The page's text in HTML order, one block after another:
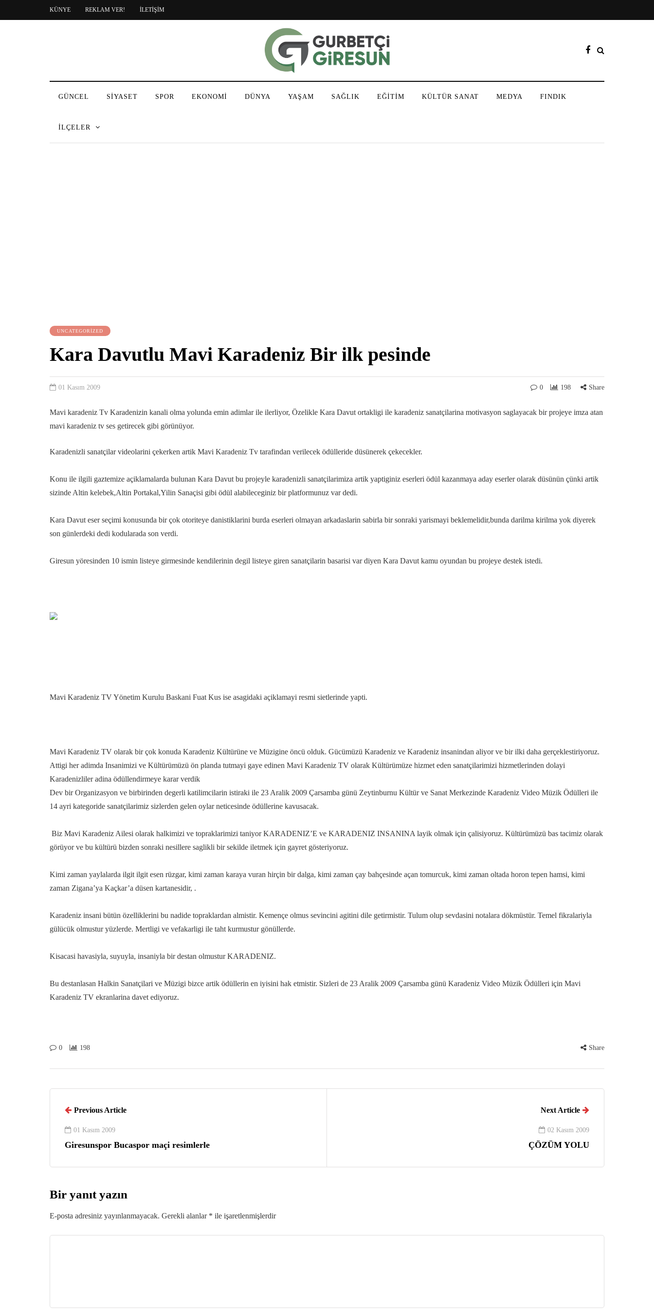
KÜNYE REKLAM VER! İLETİŞİM
GÜNCEL SİYASET SPOR EKONOMİ DÜNYA YAŞAM SAĞLIK EĞİTİM KÜLTÜR SANAT MEDYA FINDIK
İLÇELER
UNCATEGORIZED
Kara Davutlu Mavi Karadeniz Bir ilk pesinde
01 Kasım 2009 0 198 Share
Mavi karadeniz Tv Karadenizin kanali olma yolunda emin adimlar ile ilerliyor, Özelikle Kara Davut ortakligi ile karadeniz sanatçilarina motivasyon saglayacak bir projeye imza atan
mavi karadeniz tv ses getirecek gibi görünüyor.
Karadenizli sanatçilar videolarini çekerken artik Mavi Karadeniz Tv tarafindan verilecek ödülleride düsünerek çekecekler.
Konu ile ilgili gaztemize açiklamalarda bulunan Kara Davut bu projeyle karadenizli sanatçilarimiza artik yaptiginiz eserleri ödül kazanmaya aday eserler olarak düsünün çünki artik
sizinde Altin kelebek,Altin Portakal,Yilin Sanaçisi gibi ödül alabileceginiz bir platformunuz var dedi.
Kara Davut eser seçimi konusunda bir çok otoriteye danistiklarini burda eserleri olmayan arkadaslarin sabirla bir sonraki yarismayi beklemelidir,bunda darilma kirilma yok diyerek
son günlerdeki dedi kodularada son verdi.
Giresun yöresinden 10 ismin listeye girmesinde kendilerinin degil listeye giren sanatçilarin basarisi var diyen Kara Davut kamu oyundan bu projeye destek istedi.
Mavi Karadeniz TV Yönetim Kurulu Baskani Fuat Kus ise asagidaki açiklamayi resmi sietlerinde yapti.
Mavi Karadeniz TV olarak bir çok konuda Karadeniz Kültürüne ve Müzigine öncü olduk. Gücümüzü Karadeniz ve Karadeniz insanindan aliyor ve bir ilki daha gerçeklestiriyoruz.
Attigi her adimda Insanimizi ve Kültürümüzü ön planda tutmayi gaye edinen Mavi Karadeniz TV olarak Kültürümüze hizmet eden sanatçilarimizi hizmetlerinden dolayi
Karadenizliler adina ödüllendirmeye karar verdik
Dev bir Organizasyon ve birbirinden degerli katilimcilarin istiraki ile 23 Aralik 2009 Çarsamba günü Zeytinburnu Kültür ve Sanat Merkezinde Karadeniz Video Müzik Ödülleri ile
14 ayri kategoride sanatçilarimiz sizlerden gelen oylar neticesinde ödüllerine kavusacak.
Biz Mavi Karadeniz Ailesi olarak halkimizi ve topraklarimizi taniyor KARADENIZ’E ve KARADENIZ INSANINA layik olmak için çalisiyoruz. Kültürümüzü bas tacimiz olarak
görüyor ve bu kültürü bizden sonraki nesillere saglikli bir sekilde iletmek için gayret gösteriyoruz.
Kimi zaman yaylalarda ilgit ilgit esen rüzgar, kimi zaman karaya vuran hirçin bir dalga, kimi zaman çay bahçesinde açan tomurcuk, kimi zaman oltada horon tepen hamsi, kimi
zaman Zigana’ya Kaçkar’a düsen kartanesidir, .
Karadeniz insani bütün özelliklerini bu nadide topraklardan almistir. Kemençe olmus sevincini agitini dile getirmistir. Tulum olup sevdasini notalara dökmüstür. Temel fikralariyla
gülücük olmustur yüzlerde. Mertligi ve vefakarligi ile taht kurmustur gönüllerde.
Kisacasi havasiyla, suyuyla, insaniyla bir destan olmustur KARADENIZ.
Bu destanlasan Halkin Sanatçilari ve Müzigi bizce artik ödüllerin en iyisini hak etmistir. Sizleri de 23 Aralik 2009 Çarsamba günü Karadeniz Video Müzik Ödülleri için Mavi
Karadeniz TV ekranlarina davet ediyoruz.
0 198 Share
Previous Article
01 Kasım 2009
Giresunspor Bucaspor maçi resimlerle
Next Article
02 Kasım 2009
ÇÖZÜM YOLU
Bir yanıt yazın
E-posta adresiniz yayınlanmayacak. Gerekli alanlar * ile işaretlenmişlerdir